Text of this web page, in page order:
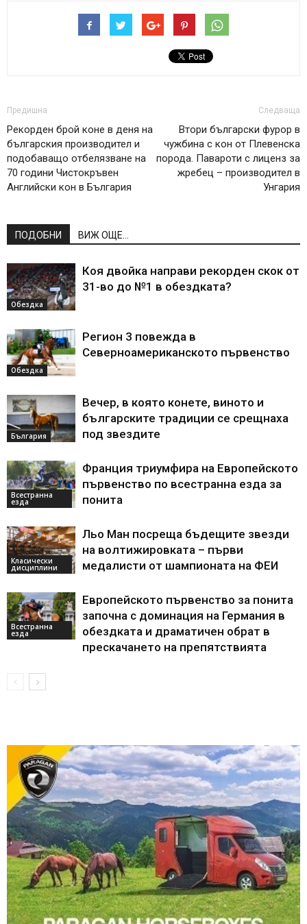
Предишна
Рекорден брой коне в деня на
българския производител и
подобаващо отбелязване на
70 години Чистокръвен
Английски кон в България
Следваща
Втори български фурор в
чужбина с кон от Плевенска
порода. Павароти с лиценз за
жребец – производител в
Унгария
ПОДОБНИ ВИЖ ОЩЕ...
Обездка
Коя двойка направи рекорден скок от
31-во до №1 в обездката?
Обездка
Регион 3 повежда в
Северноамериканското първенство
България
Вечер, в която конете, виното и
българските традиции се срещнаха
под звездите
Всестранна
езда
Франция триумфира на Европейското
първенство по всестранна езда за
понита
Класически
дисциплини
Льо Ман посреща бъдещите звезди
на волтижировката – първи
медалисти от шампионата на ФЕИ
Всестранна
езда
Европейското първенство за понита
започна с доминация на Германия в
обездката и драматичен обрат в
прескачането на препятствията